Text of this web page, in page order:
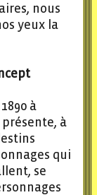
nous
yeux la
à
à
qui
se